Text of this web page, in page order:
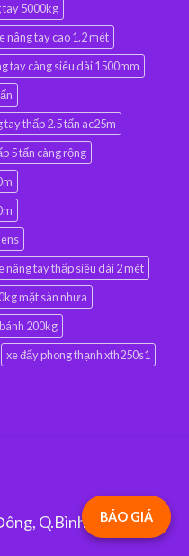
tay 5000kg
nâng tay cao 1.2 mét
tay càng siêu dài 1500mm
tay thấp 2.5 tấn ac25m
5 tấn càng rộng
nâng tay thấp siêu dài 2 mét
mặt sàn nhựa
200kg
xe đẩy phong thạnh xth250s1
Q.Bình Tân,BÁO GIÁ